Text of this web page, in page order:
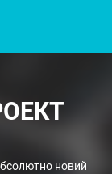
новий